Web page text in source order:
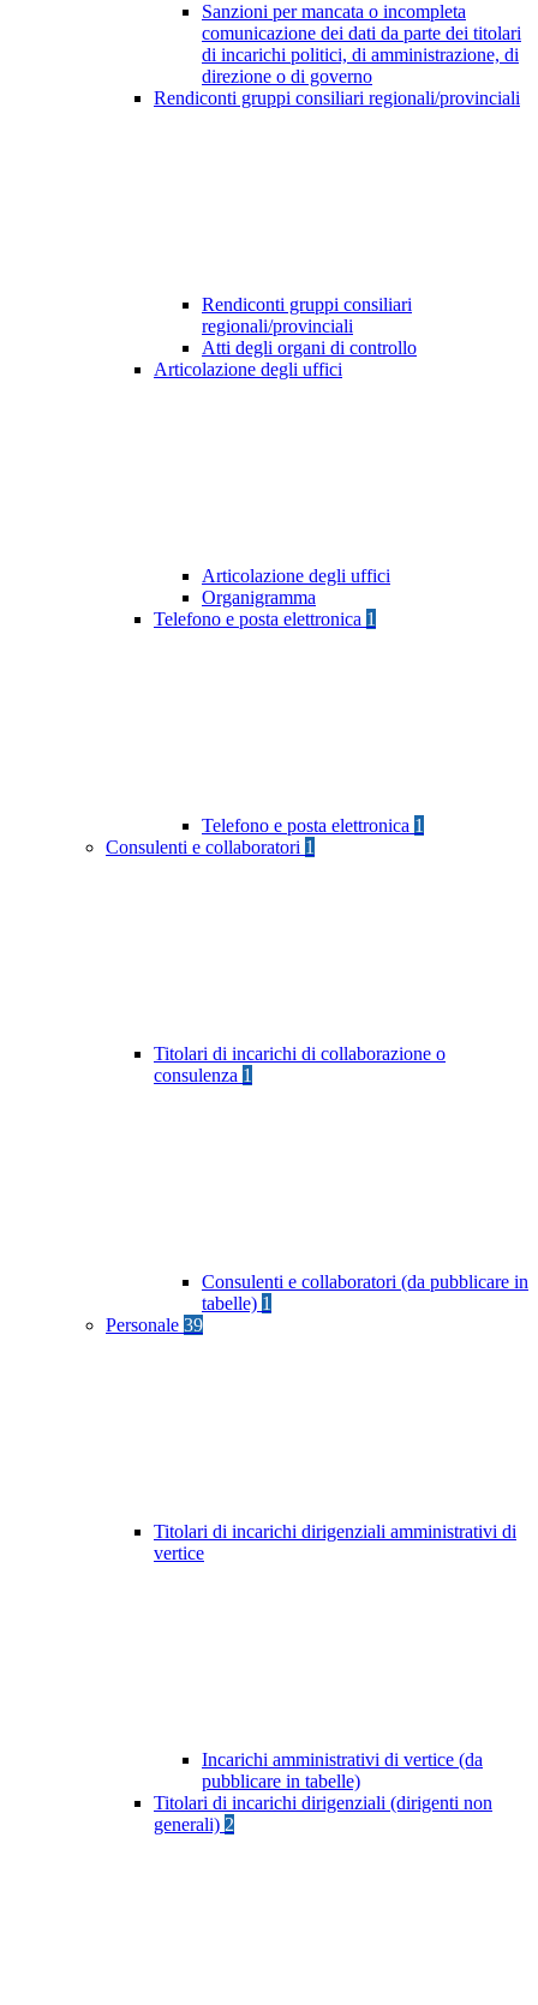
Sanzioni per mancata o incompleta
comunicazione dei dati da parte dei titolari
di incarichi politici, di amministrazione, di
direzione o di governo
Rendiconti gruppi consiliari regionali/provinciali
Rendiconti gruppi consiliari
regionali/provinciali
Atti degli organi di controllo
Articolazione degli uffici
Articolazione degli uffici
Organigramma
Telefono e posta elettronica 1
Telefono e posta elettronica 1
Consulenti e collaboratori 1
Titolari di incarichi di collaborazione o
consulenza 1
Consulenti e collaboratori (da pubblicare in
tabelle) 1
Personale 39
Titolari di incarichi dirigenziali amministrativi di
vertice
Incarichi amministrativi di vertice (da
pubblicare in tabelle)
Titolari di incarichi dirigenziali (dirigenti non
generali) 2